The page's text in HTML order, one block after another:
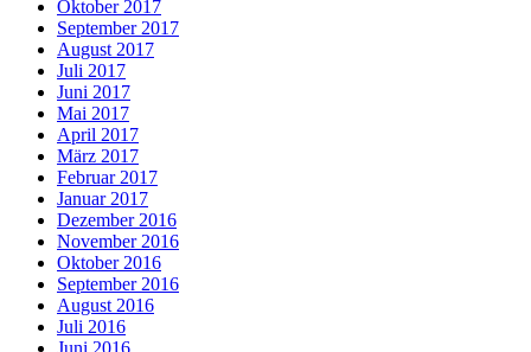
Oktober 2017
September 2017
August 2017
Juli 2017
Juni 2017
Mai 2017
April 2017
März 2017
Februar 2017
Januar 2017
Dezember 2016
November 2016
Oktober 2016
September 2016
August 2016
Juli 2016
Juni 2016